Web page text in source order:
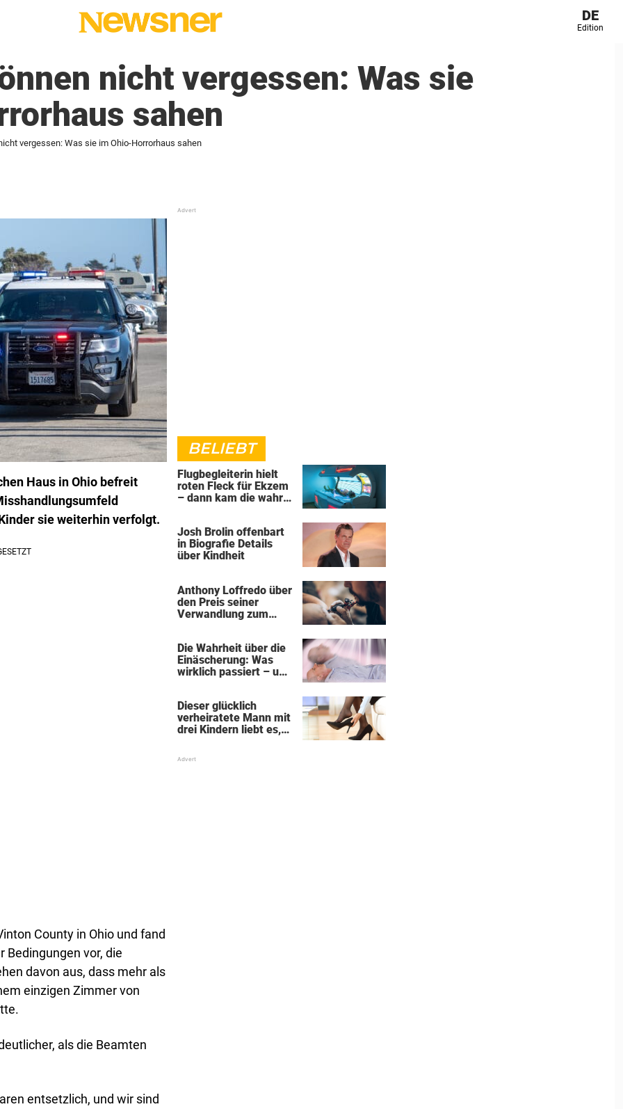
DE
Edition
nicht vergessen: Was sie
sahen
vergessen: Was sie im Ohio-Horrorhaus sahen
Haus in Ohio befreit
sie weiterhin verfolgt.
County in Ohio und fand
Bedingungen vor, die
davon aus, dass mehr als
einzigen Zimmer von
als die Beamten
entsetzlich, und wir sind
BELIEBT
Flugbegleiterin hielt
roten Fleck für Ekzem
– dann kam die wahre
Josh Brolin offenbart
in Biografie Details
über Kindheit
Anthony Loffredo über
den Preis seiner
Verwandlung zum
Die Wahrheit über die
Einäscherung: Was
wirklich passiert – und
Dieser glücklich
verheiratete Mann mit
drei Kindern liebt es,